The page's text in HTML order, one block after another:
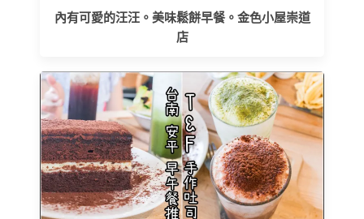
內有可愛的汪汪。美味鬆餅早餐。金色小屋崇道
店